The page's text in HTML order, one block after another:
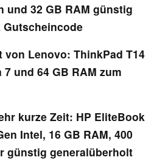
und 32 GB RAM günstig
von Lenovo: ThinkPad T14
und 64 GB RAM zum
kurze Zeit: HP EliteBook
Intel, 16 GB RAM, 400
günstig generalüberholt